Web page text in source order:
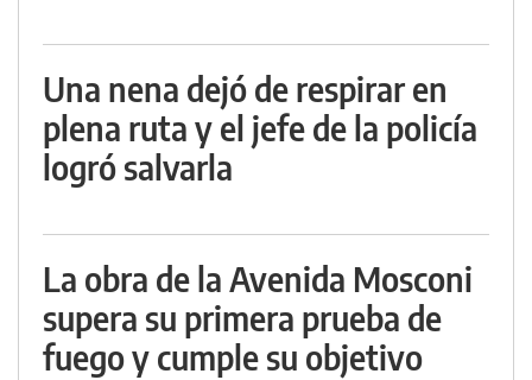
Una nena dejó de respirar en
plena ruta y el jefe de la policía
logró salvarla
La obra de la Avenida Mosconi
supera su primera prueba de
fuego y cumple su objetivo